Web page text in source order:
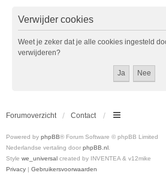
Verwijder cookies
Weet je zeker dat je alle cookies ingesteld
verwijderen?
Forumoverzicht Contact
Powered by phpBB® Forum Software © phpBB Limited
Nederlandse vertaling door phpBB.nl
Style we_universal created by INVENTEA & v12mike
Privacy | Gebruikersvoorwaarden